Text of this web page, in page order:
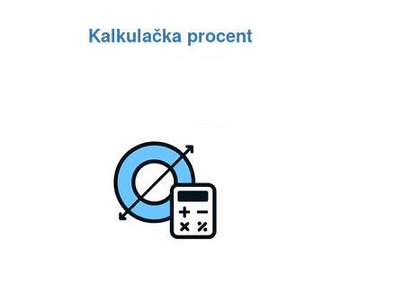
Kalkulačka procent